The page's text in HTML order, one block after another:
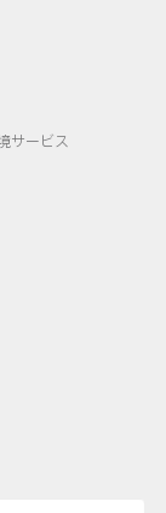
サービス